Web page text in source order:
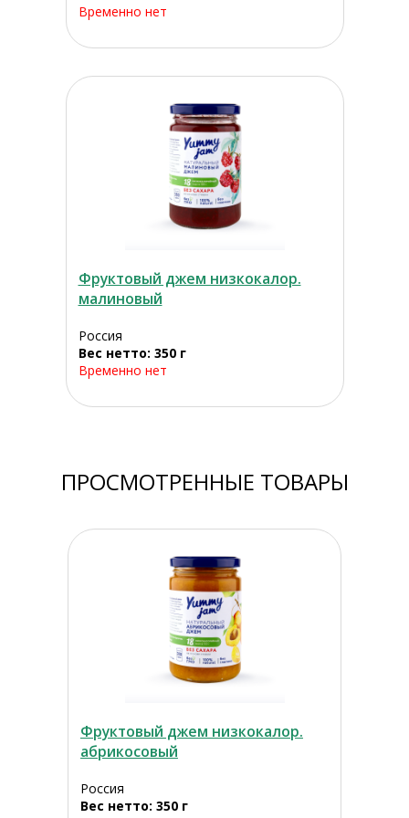
Временно нет
Фруктовый джем низкокалор.
малиновый
Россия
Вес нетто: 350 г
Временно нет
ПРОСМОТРЕННЫЕ ТОВАРЫ
Фруктовый джем низкокалор.
абрикосовый
Россия
Вес нетто: 350 г